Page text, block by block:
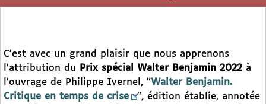
C’est avec un grand plaisir que nous apprenons
l’attribution du
Prix spécial Walter Benjamin 2022 à
l’ouvrage de Philippe Ivernel, "Walter Benjamin.
Critique en temps de crise
", édition établie, annotée